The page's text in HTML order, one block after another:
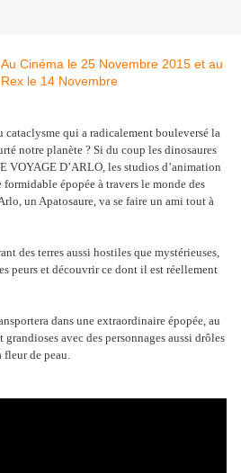
cataclysme qui a radicalement bouleversé la
notre planète ? Si du coup les dinosaures
VOYAGE D’ARLO, les studios d’animation
épopée à travers le monde des
un Apatosaure, va se faire un ami tout à
des terres aussi hostiles que mystérieuses,
peurs et découvrir ce dont il est réellement
dans une extraordinaire épopée, au
avec des personnages aussi drôles
fleur de peau.